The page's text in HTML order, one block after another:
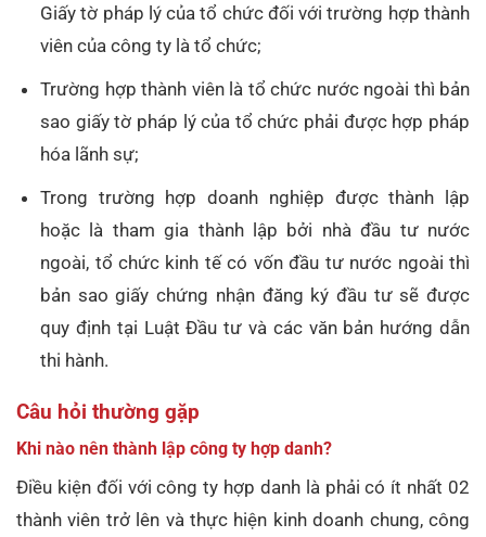
Giấy tờ pháp lý của tổ chức đối với trường hợp thành
viên của công ty là tổ chức;
Trường hợp thành viên là tổ chức nước ngoài thì bản
sao giấy tờ pháp lý của tổ chức phải được hợp pháp
hóa lãnh sự;
Trong trường hợp doanh nghiệp được thành lập
hoặc là tham gia thành lập bởi nhà đầu tư nước
ngoài, tổ chức kinh tế có vốn đầu tư nước ngoài thì
bản sao giấy chứng nhận đăng ký đầu tư sẽ được
quy định tại Luật Đầu tư và các văn bản hướng dẫn
thi hành.
Câu hỏi thường gặp
Khi nào nên thành lập công ty hợp danh?
Điều kiện đối với công ty hợp danh là phải có ít nhất 02
thành viên trở lên và thực hiện kinh doanh chung, công